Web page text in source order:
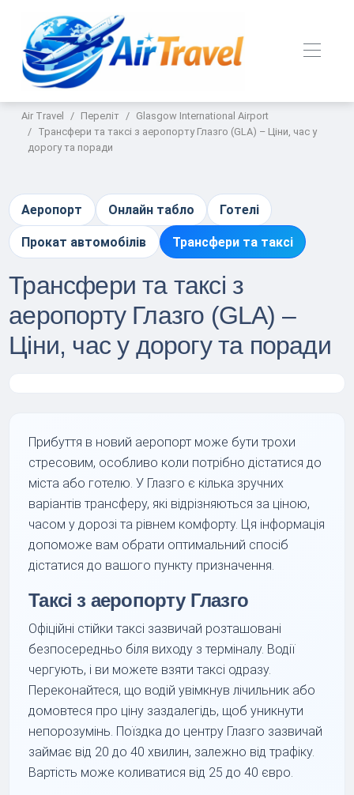
Air Travel Переліт
Glasgow International Airport
Трансфери та таксі з аеропорту Глазго (GLA) – Ціни, час у
дорогу та поради
Аеропорт Онлайн табло Готелі
Прокат автомобілів Трансфери та таксі
Трансфери та таксі з
аеропорту Глазго (GLA) –
Ціни, час у дорогу та поради
Прибуття в новий аеропорт може бути трохи
стресовим, особливо коли потрібно дістатися до
міста або готелю. У Глазго є кілька зручних
варіантів трансферу, які відрізняються за ціною,
часом у дорозі та рівнем комфорту. Ця інформація
допоможе вам обрати оптимальний спосіб
дістатися до вашого пункту призначення.
Таксі з аеропорту Глазго
Офіційні стійки таксі зазвичай розташовані
безпосередньо біля виходу з терміналу. Водії
чергують, і ви можете взяти таксі одразу.
Переконайтеся, що водій увімкнув лічильник або
домовтеся про ціну заздалегідь, щоб уникнути
непорозумінь. Поїздка до центру Глазго зазвичай
займає від 20 до 40 хвилин, залежно від трафіку.
Вартість може коливатися від 25 до 40 євро.